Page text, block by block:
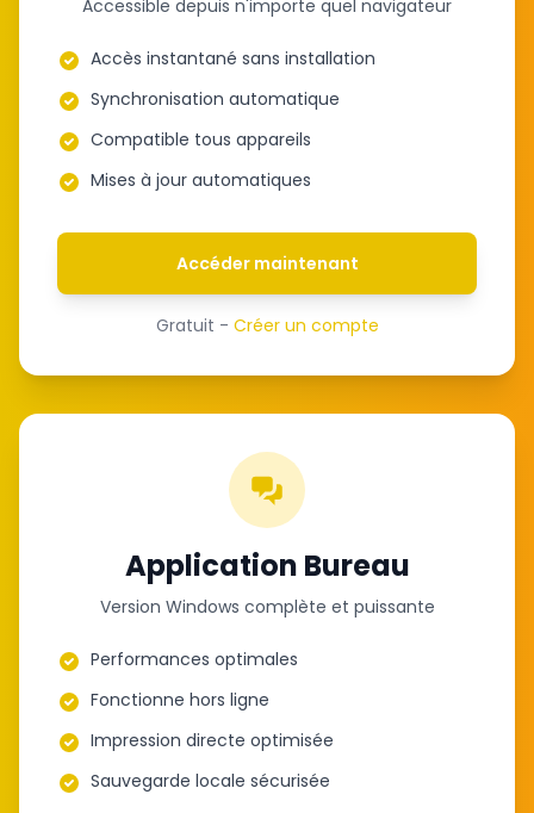
Accessible depuis n'importe quel navigateur
Accès instantané sans installation
Synchronisation automatique
Compatible tous appareils
Mises à jour automatiques
Accéder maintenant
Gratuit - Créer un compte
Application Bureau
Version Windows complète et puissante
Performances optimales
Fonctionne hors ligne
Impression directe optimisée
Sauvegarde locale sécurisée